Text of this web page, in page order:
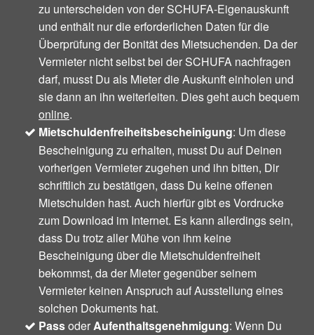
zu unterscheiden von der SCHUFA-Eigenauskunft
und enthält nur die erforderlichen Daten für die
Überprüfung der Bonität des Mietsuchenden. Da der
Vermieter nicht selbst bei der SCHUFA nachfragen
darf, musst Du als Mieter die Auskunft einholen und
sie dann an ihn weiterleiten. Dies geht auch bequem
online.
Mietschuldenfreiheitsbescheinigung: Um diese
Bescheinigung zu erhalten, musst Du auf Deinen
vorherigen Vermieter zugehen und ihn bitten, Dir
schriftlich zu bestätigen, dass Du keine offenen
Mietschulden hast. Auch hierfür gibt es Vordrucke
zum Download im Internet. Es kann allerdings sein,
dass Du trotz aller Mühe von ihm keine
Bescheinigung über die Mietschuldenfreiheit
bekommst, da der Mieter gegenüber seinem
Vermieter keinen Anspruch auf Ausstellung eines
solchen Dokuments hat.
PassoderAufenthaltsgenehmigung: Wenn Du